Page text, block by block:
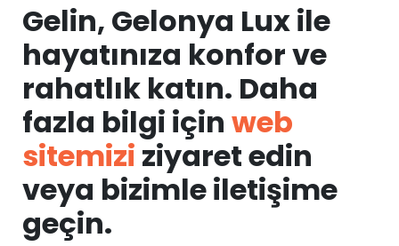
Gelin, Gelonya Lux ile
hayatınıza konfor ve
rahatlık katın. Daha
fazla bilgi için web
sitemizi ziyaret edin
veya bizimle iletişime
geçin.